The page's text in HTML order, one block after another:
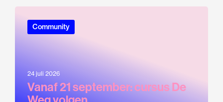
Community
24 juli 2026
Vanaf 21 september: cursus De